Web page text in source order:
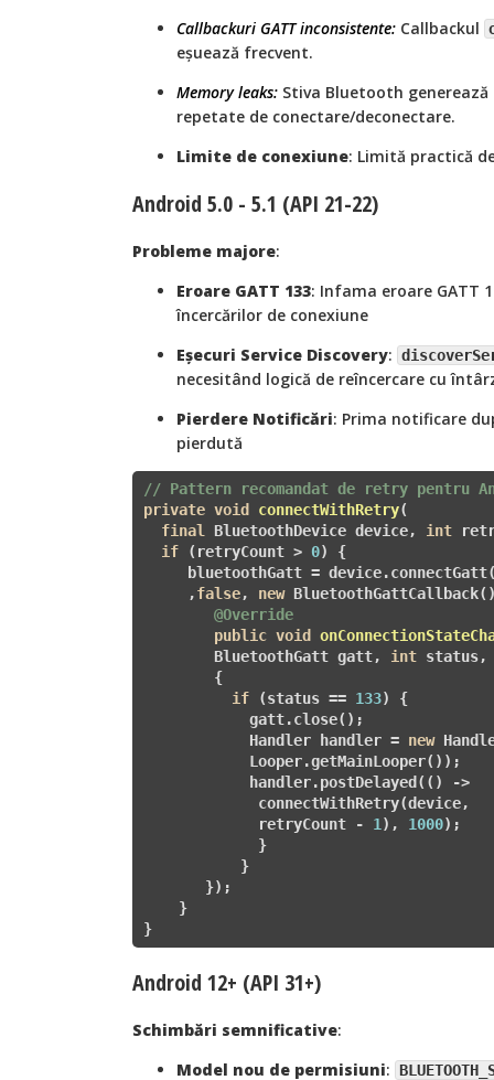
Callbackuri GATT inconsistente: Callbackul
eșuează frecvent.
Memory leaks: Stiva Bluetooth
repetate de conectare/deconectare.
Limite de conexiune: Limită practică
Android 5.0 - 5.1 (API 21-22)
Probleme majore:
Eroare GATT 133: Infama eroare GATT
încercărilor de conexiune
Eșecuri Service Discovery:
necesitând logică de reîncercare cu
Pierdere Notificări: Prima notificare
pierdută
// Pattern recomandat de retry pentru
private void connectWithRetry(
final
BluetoothDevice device, int
if (retryCount > 0) {
bluetoothGatt =
     ,
false, new
@Override
public void
        BluetoothGatt gatt,
int
{
if (status == 133) {
            gatt.close();
            Handler handler =
new
            Looper.getMainLooper());
            handler.postDelayed(() ->
             connectWithRetry(device,
             retryCount -
1 ), 1000);
             }
           }
       });
    }
}
Android 12+ (API 31+)
Schimbări semnificative:
Model nou de permisiuni: